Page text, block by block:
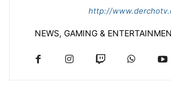
http://
NEWS, GAMING &